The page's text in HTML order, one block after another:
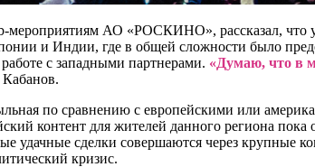
АО «РОСКИНО», рассказал, что
и Индии, где в общей сложности было
с западными партнерами. «Думаю, что в
Кабанов.
по сравнению с европейскими или
контент для жителей данного региона
сделки совершаются через крупные
кризис.